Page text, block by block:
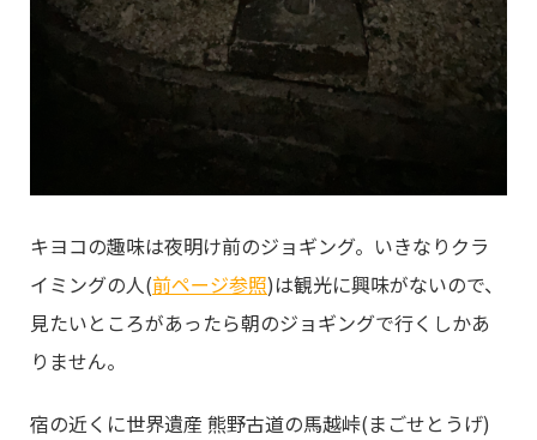
キヨコの趣味は夜明け前のジョギング。いきなりクラ
イミングの人(前ページ参照)は観光に興味がないので、
見たいところがあったら朝のジョギングで行くしかあ
りません。
宿の近くに世界遺産 熊野古道の馬越峠(まごせとうげ)